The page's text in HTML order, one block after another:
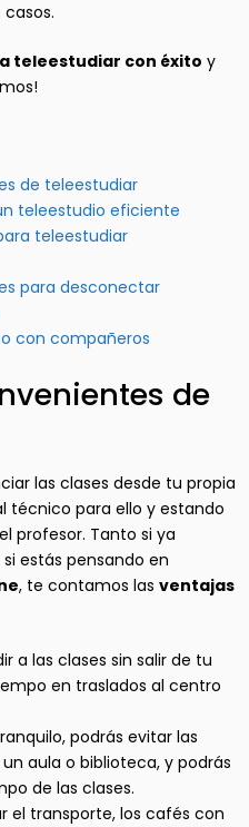
teleestudiar con éxito y
de teleestudiar
teleestudio eficiente
teleestudiar
para desconectar
con compañeros
de
las clases desde tu propia
técnico para ello y estando
profesor. Tanto si ya
estás pensando en
, te contamos las ventajas
a las clases sin salir de tu
en traslados al centro
podrás evitar las
aula o biblioteca, y podrás
de las clases.
el transporte, los cafés con